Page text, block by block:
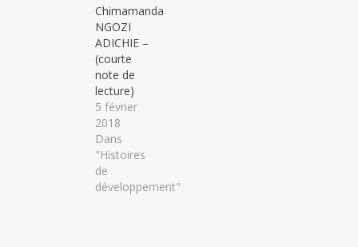
Chimamanda
NGOZI
ADICHIE –
(courte
note de
lecture)
5 février
2018
Dans
"Histoires
de
développement"